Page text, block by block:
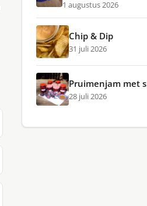
1 augustus 2026
Chip & Dip
31 juli 2026
Pruimenjam met
28 juli 2026